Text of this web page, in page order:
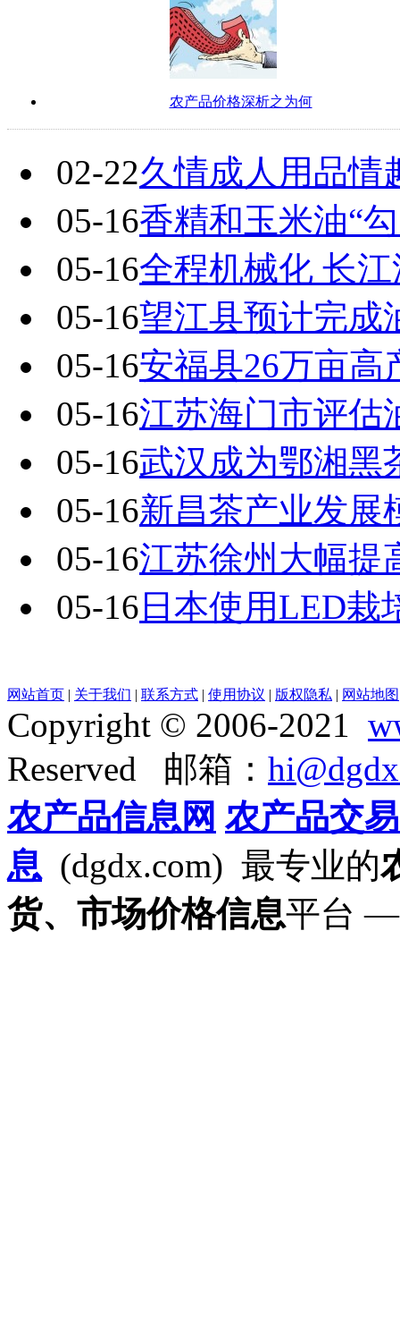
农产品价格深析之为何
02-22久情成人用品情
05-16香精和玉米油“
05-16全程机械化 长
05-16望江县预计完成
05-16安福县26万亩高
05-16江苏海门市评估
05-16武汉成为鄂湘黑
05-16新昌茶产业发展
05-16江苏徐州大幅提
05-16日本使用LED栽
网站首页 | 关于我们 | 联系方式 | 使用协议 | 版权隐私 | 网站地图
Copyright © 2006-2021
Reserved 邮箱：
农产品信息网 农产品交
息 (dgdx.com) 最专业的
货、市场价格信息平台